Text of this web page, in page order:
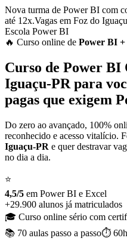
Nova turma de Power BI com
até 12x.Vagas em Foz do
Escola Power BI
🔥 Curso online de Power BI +
Curso de Power BI
Iguaçu-PR para
pagas que exigem
Do zero ao avançado, 100%
reconhecido e acesso vitalício.
Iguaçu-PR e quer destravar
no dia a dia.
⭐
4,5/5 em Power BI e Excel
+29.900 alunos já matriculados
🎓 Curso online sério com
📚 70 aulas passo a passo⏱️ 60h